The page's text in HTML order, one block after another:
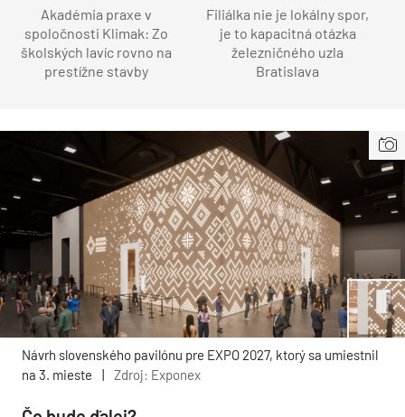
Akadémia praxe v
spoločnosti Klimak: Zo
školských lavíc rovno na
prestížne stavby
Filiálka nie je lokálny spor,
je to kapacitná otázka
železničného uzla
Bratislava
Návrh slovenského pavilónu pre EXPO 2027, ktorý sa umiestnil
na 3. mieste
| Zdroj: Exponex